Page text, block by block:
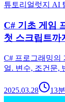
튜토리얼럿지 AI
C# 기초 게임
첫 스크립트까
C# 프로그래밍의
얼. 변수, 조건문,
2025.03.28 13분